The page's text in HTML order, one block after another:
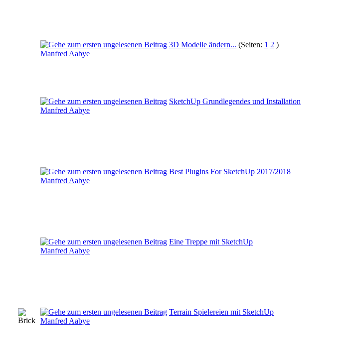
3D Modelle ändern... (Seiten: 1 2 )
Manfred Aabye
SketchUp Grundlegendes und Installation
Manfred Aabye
Best Plugins For SketchUp 2017/2018
Manfred Aabye
Eine Treppe mit SketchUp
Manfred Aabye
Terrain Spielereien mit SketchUp
Manfred Aabye